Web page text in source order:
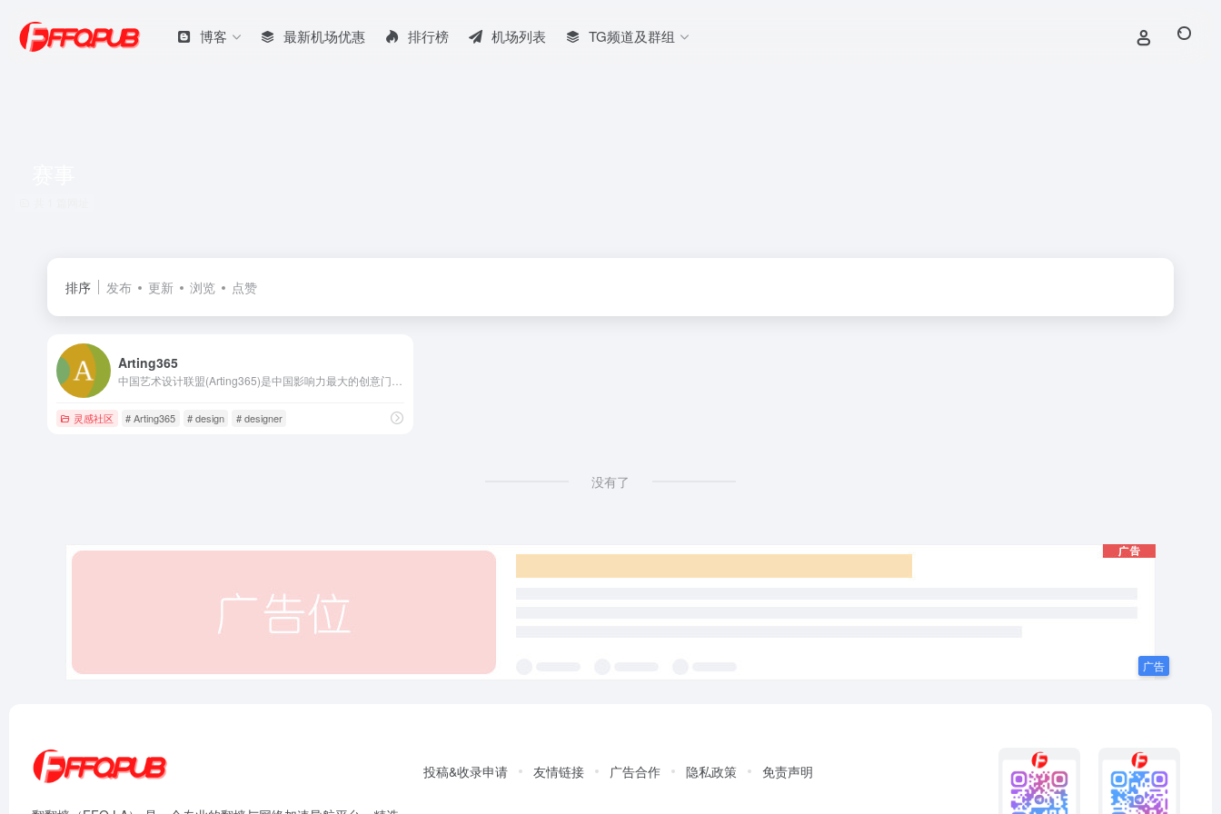
博客 最新机场优惠 排行榜 机场列表 TG频道及群组
排序 发布 更新 浏览 点赞
Arting365
灵感社区 # Arting365 # design # designer
没有了
投稿&收录申请 友情链接 广告合作 隐私政策 免责声明